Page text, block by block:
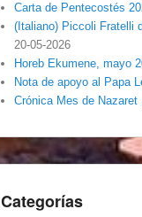
Carta de Pentecostés
(Italiano) Piccoli Fratelli
20-05-2026
Horeb Ekumene, mayo
Nota de apoyo al Papa
Crónica Mes de Nazaret
Categorías